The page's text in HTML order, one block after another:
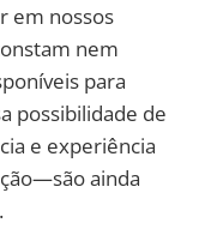
em nossos
nem
para
possibilidade de
e experiência
ainda